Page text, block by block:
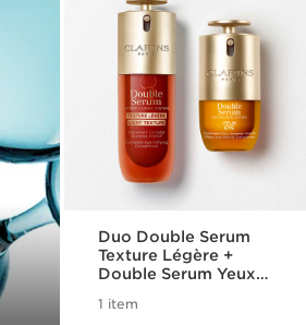
Duo Double Serum
Texture Légère +
Double Serum Yeux |
Anti-Âge Double
1 item